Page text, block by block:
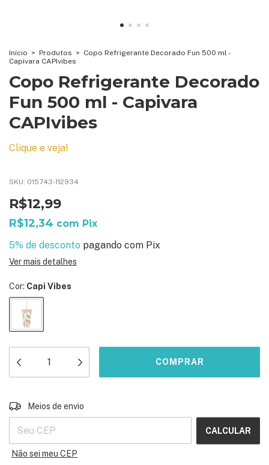
Início > Produtos > Copo Refrigerante Decorado Fun 500 ml -
Capivara CAPIvibes
Copo Refrigerante Decorado
Fun 500 ml - Capivara
CAPIvibes
Clique e veja!
SKU: 015743-112934
R$12,99
R$12,34 com Pix
5% de desconto pagando com Pix
Ver mais detalhes
Cor: Capi Vibes
Entregas para o CEP:
Meios de envio
CALCULAR
Não sei meu CEP